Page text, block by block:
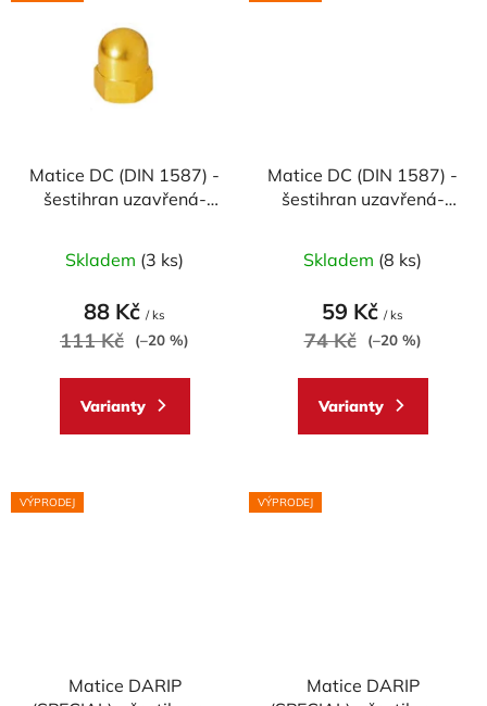
Matice DC (DIN 1587) -
šestihran uzavřená-
Skladem (3 ks)
88 Kč / ks
111 Kč (–20 %)
Varianty
Matice DC (DIN 1587) -
šestihran uzavřená-
Skladem (8 ks)
59 Kč / ks
74 Kč (–20 %)
Varianty
VÝPRODEJ
Matice DARIP
VÝPRODEJ
Matice DARIP